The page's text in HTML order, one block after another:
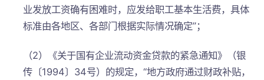
业发放工资确有困难时，应发给职工基本生活费，具体
标准由各地区、各部门根据实际情况确定”；
（2）《关于国有企业流动资金贷款的紧急通知》（银
传〔1994〕34号）的规定，“地方政府通过财政补贴，